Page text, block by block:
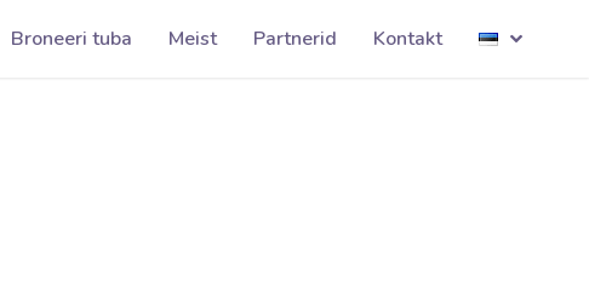
Broneeri tuba Meist Partnerid KontaktJKVOLTA001